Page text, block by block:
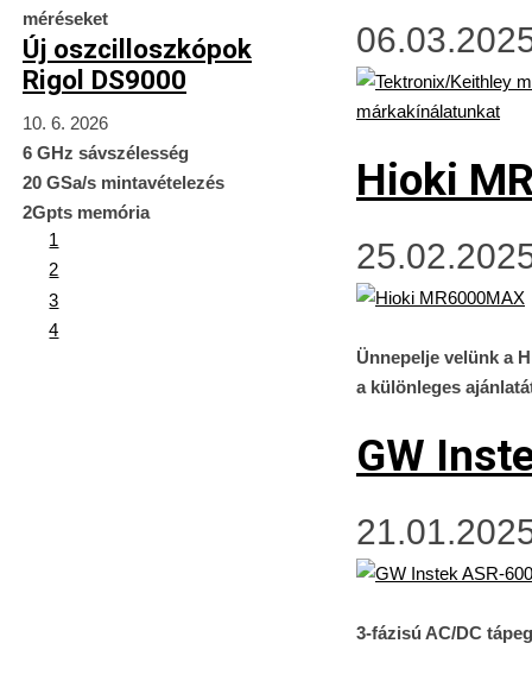
Hioki
Ünnepelje velünk a
a különleges
GW
3-fázisú AC/DC
méréseket
Új oszcilloszkópok
Rigol DS9000
10. 6. 2026
6 GHz sávszélesség
20 GSa/s mintavételezés
2Gpts memória
1
2
3
4